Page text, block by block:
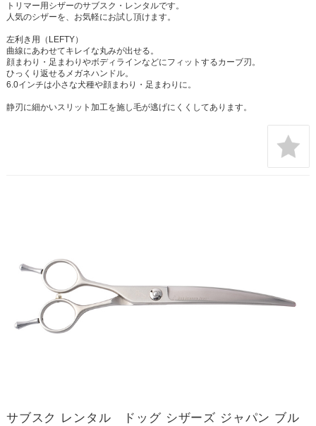
トリマー用シザーのサブスク・レンタルです。
人気のシザーを、お気軽にお試し頂けます。
左利き用（LEFTY）
曲線にあわせてキレイな丸みが出せる。
顔まわり・足まわりやボディラインなどにフィットするカーブ刃。
ひっくり返せるメガネハンドル。
6.0インチは小さな犬種や顔まわり・足まわりに。
静刃に細かいスリット加工を施し毛が逃げにくくしてあります。
サブスク レンタル ドッグ シザーズ ジャパン ブル